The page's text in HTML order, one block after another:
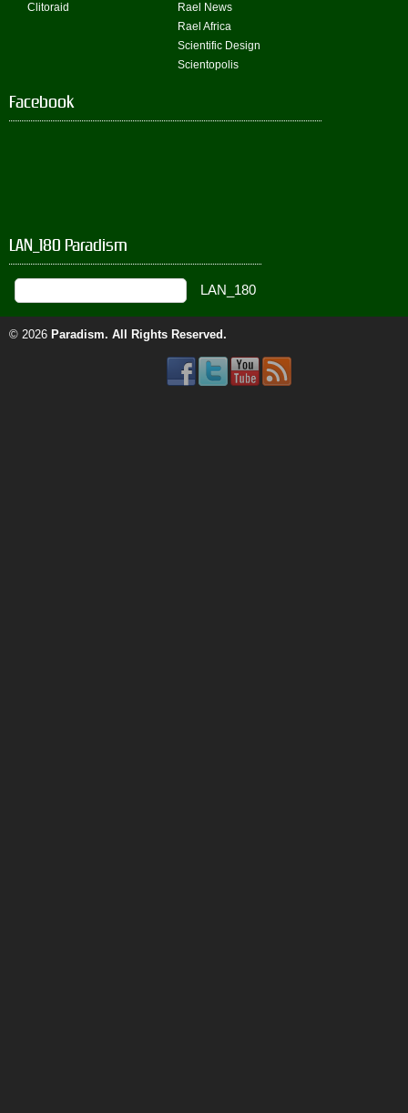
Clitoraid
Rael News
Rael Africa
Scientific Design
Scientopolis
Facebook
LAN_180 Paradism
© 2026 Paradism. All Rights Reserved.